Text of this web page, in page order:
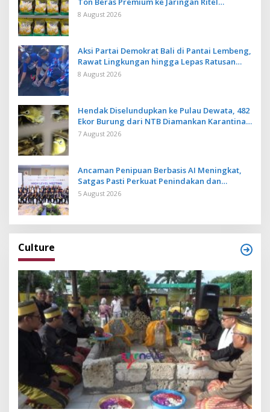
Moderen
8 August 2026
Aksi Partai Demokrat Bali di Pantai Lembeng,
Rawat Lingkungan hingga Lepas Ratusan
Tukik Bedawang Nala
8 August 2026
Hendak Diselundupkan ke Pulau Dewata, 482
Ekor Burung dari NTB Diamankan Karantina
Bali
7 August 2026
Ancaman Penipuan Berbasis AI Meningkat,
Satgas Pasti Perkuat Penindakan dan
Pengembangan Aplikasi Anti Penipuan
5 August 2026
Culture